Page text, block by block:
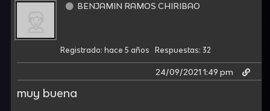
BENJAMIN RAMOS CHIRIBAO
Registrado: hace 5 años Respuestas: 32
24/09/2021 1:49 pm
muy buena